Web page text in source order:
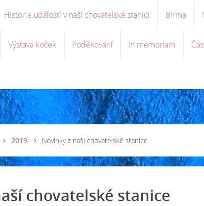
Historie událostí v naší chovatelské stanici Birma
Výstava koček Poděkování In memoriam
2019 Novinky z naší chovatelské stanice
chovatelské stanice